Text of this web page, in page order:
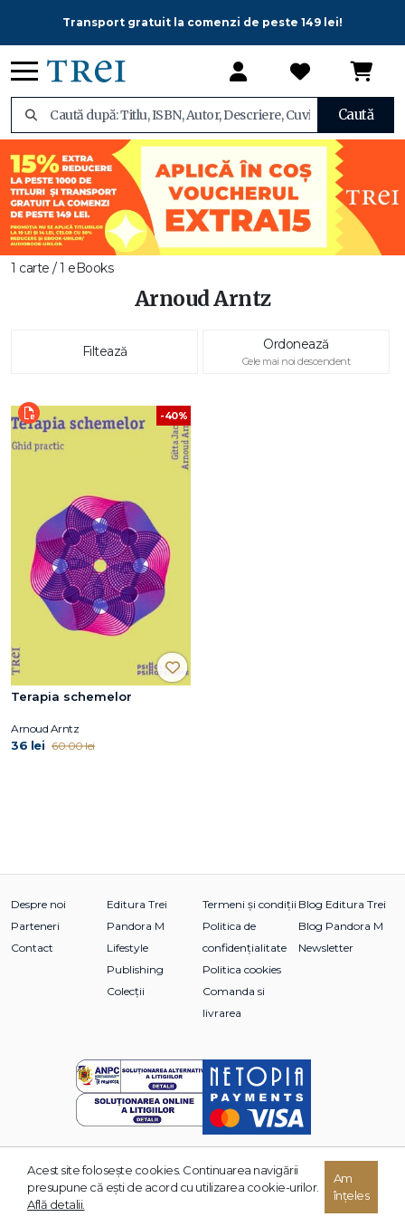
Transport gratuit la comenzi de peste 149 lei!
Caută
1 carte / 1 eBooks
Arnoud Arntz
Filtează Ordonează
Cele mai noi descendent
-40%
Terapia schemelor
Arnoud Arntz
36 lei 60.00 lei
Despre noi
Parteneri
Contact
Editura Trei
Pandora M
Lifestyle
Publishing
Colecții
Termeni și condiții
Politica de
confidențialitate
Politica cookies
Comanda si
livrarea
Blog Editura Trei
Blog Pandora M
Newsletter
© 2026 Grupul Editorial TREI. Toate drepturile rezervate.
Acest site foloseşte cookies. Continuarea navigării
presupune că eşti de acord cu utilizarea cookie-urilor.
Află detalii.
Am
înțeles